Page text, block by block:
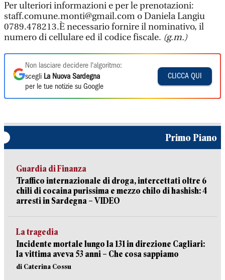
Per ulteriori informazioni e per le prenotazioni:
staff.comune.monti@gmail.com o Daniela Langiu
0789.478213.È necessario fornire il nominativo, il
numero di cellulare ed il codice fiscale. (g.m.)
Non lasciare decidere l'algoritmo:
scegli La Nuova Sardegna
per le tue notizie su Google
CLICCA QUI
Primo Piano
Guardia di Finanza
Traffico internazionale di droga, intercettati oltre 6
chili di cocaina purissima e mezzo chilo di hashish: 4
arresti in Sardegna – VIDEO
La tragedia
Incidente mortale lungo la 131 in direzione Cagliari:
la vittima aveva 53 anni – Che cosa sappiamo
di Caterina Cossu